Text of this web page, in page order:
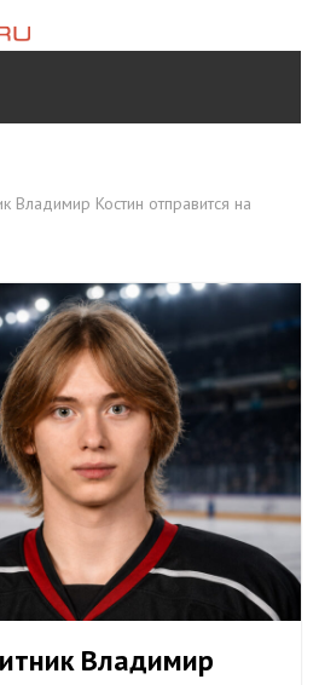
Владимир Костин отправится на
Владимир